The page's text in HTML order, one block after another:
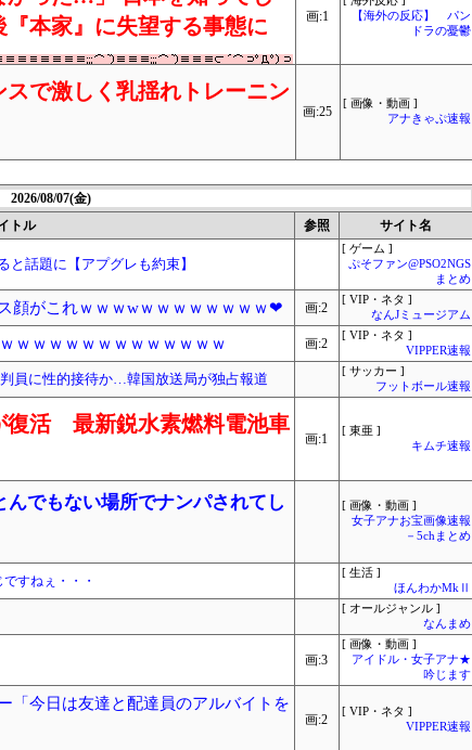
本家』に失望する事態に
画:1
【海外の反応】 パン
ドラの憂鬱
で激しく乳揺れトレーニン
画:25
[ 画像・動画 ]
アナきゃぷ速報
2026/08/07(金)
トル 参照 サイト名
と話題に【アプグレも約束】
[ ゲーム ]
ぷそファン@PSO2NGS
まとめ
顔がこれｗｗｗwｗｗｗｗｗｗｗｗ❤ 画:2
[ VIP・ネタ ]
なんJミュージアム
ｗｗｗｗｗｗｗｗｗｗｗｗｗ 画:2
[ VIP・ネタ ]
VIPPER速報
員に性的接待か…韓国放送局が独占報道
[ サッカー ]
フットボール速報
復活 最新鋭水素燃料電池車
画:1
[ 東亜 ]
キムチ速報
んでもない場所でナンパされてし
[ 画像・動画 ]
女子アナお宝画像速報
－5chまとめ
すねぇ・・・
[ 生活 ]
ほんわかMkⅡ
[ オールジャンル ]
なんまめ
画:3
[ 画像・動画 ]
アイドル・女子アナ★
吟じます
「今日は友達と配達員のアルバイトを
画:2
[ VIP・ネタ ]
VIPPER速報